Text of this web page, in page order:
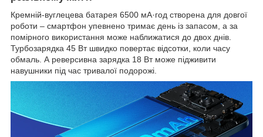
Кремній-вуглецева батарея 6500 мА·год створена для довгої
роботи – смартфон упевнено тримає день із запасом, а за
помірного використання може наближатися до двох днів.
Турбозарядка 45 Вт швидко повертає відсотки, коли часу
обмаль. А реверсивна зарядка 18 Вт може підживити
навушники під час тривалої подорожі.